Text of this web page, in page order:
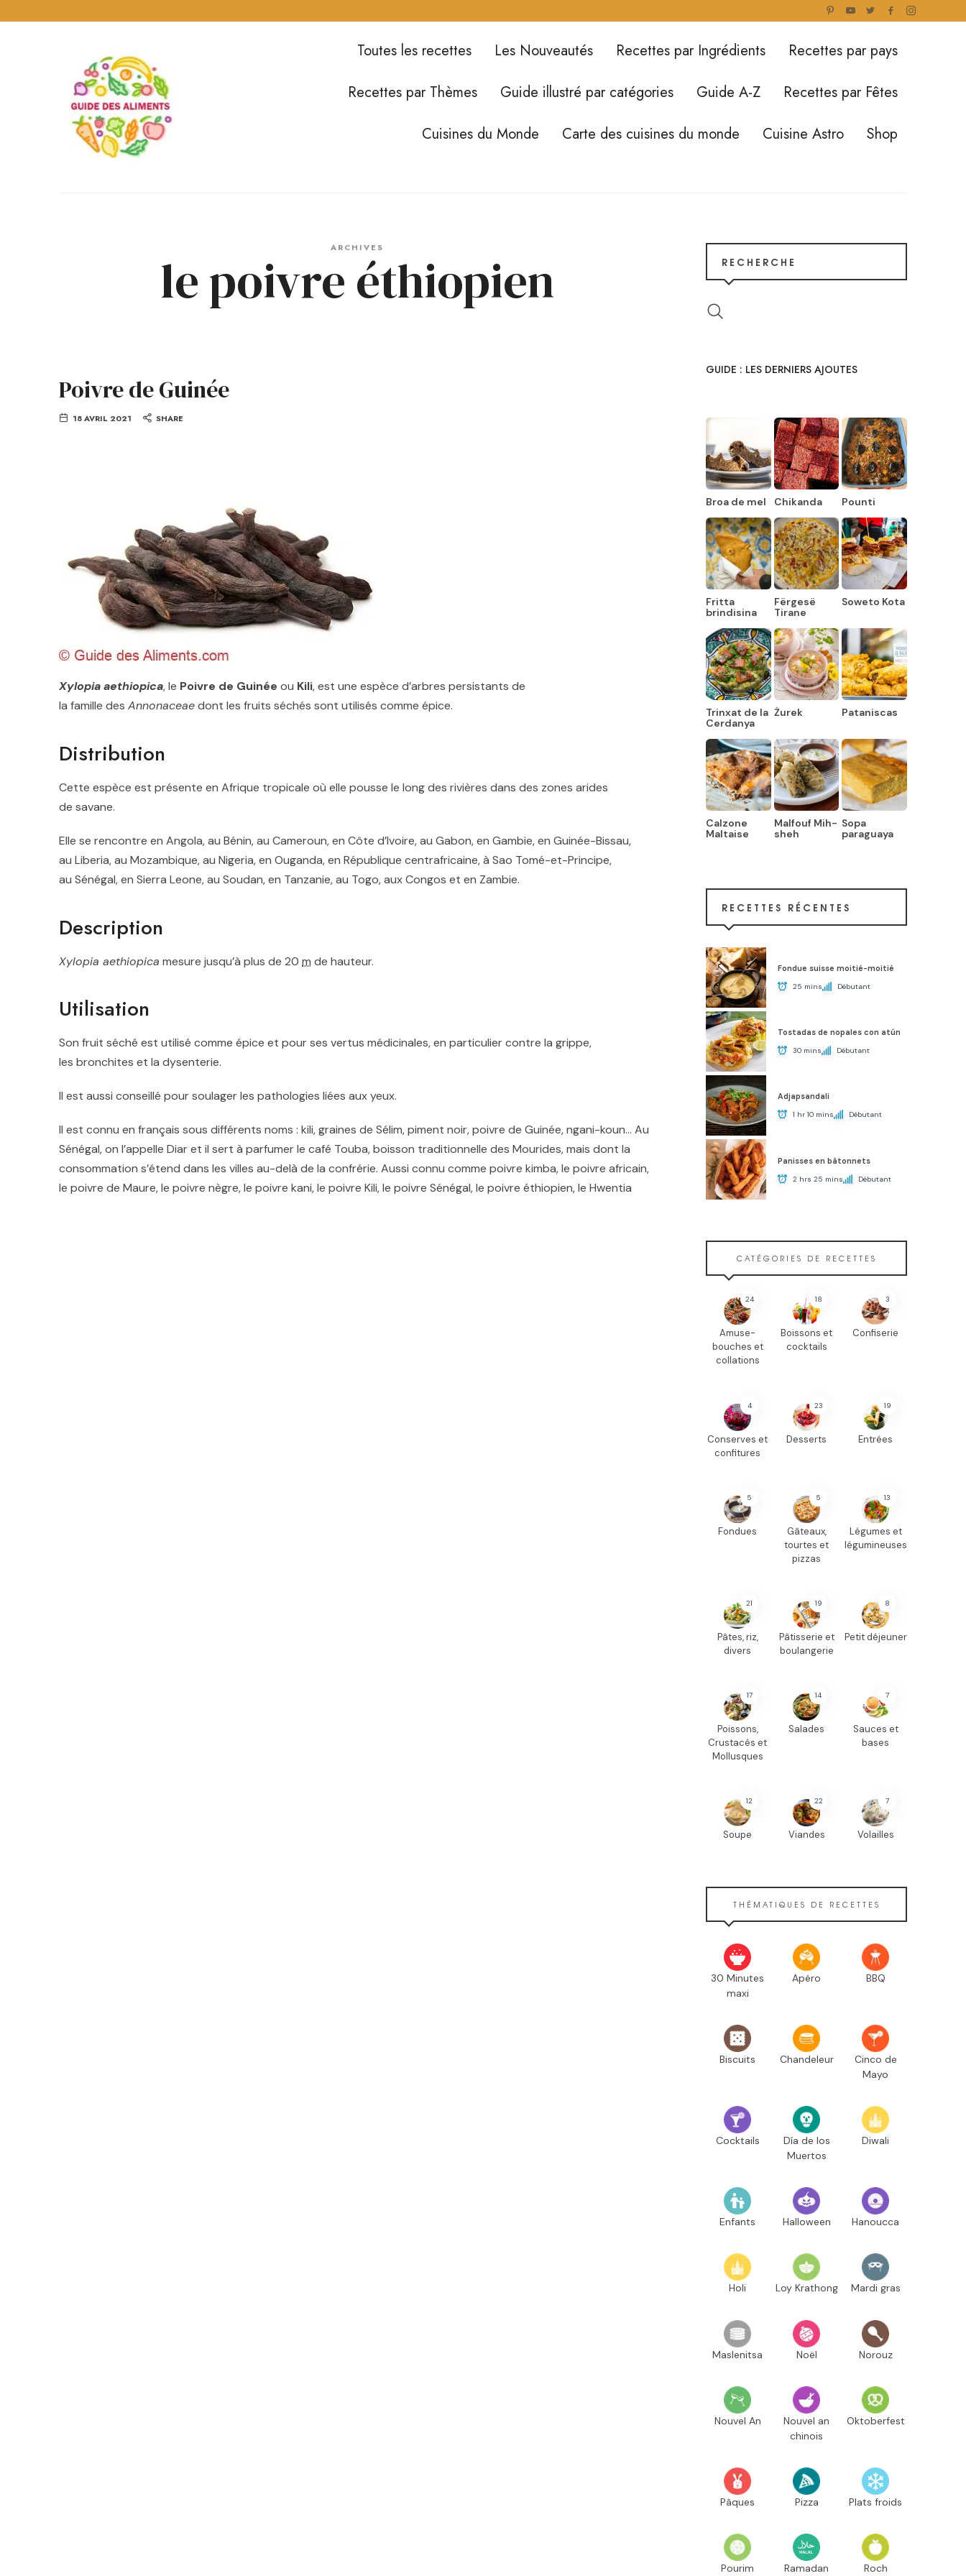
Guide
des
Aliments
Toutes les recettes Les Nouveautés Recettes par Ingrédients
Recettes par pays
Recettes par Thèmes
Guide illustré par catégories Guide A-Z
Recettes par Fêtes
Cuisines du Monde
Carte des cuisines du monde Cuisine Astro Shop
ARCHIVES
le poivre éthiopien
Poivre de Guinée
18 AVRIL 2021 SHARE
Xylopia aethiopica, le Poivre de Guinée ou Kili, est une espèce d’arbres persistants de
la famille des Annonaceaedont les fruits séchés sont utilisés comme épice.
Distribution
Cette espèce est présente en Afrique tropicale où elle pousse le long des rivières dans des zones arides
de savane.
Elle se rencontre en Angola, au Bénin, au Cameroun, en Côte d’Ivoire, au Gabon, en Gambie, en Guinée-Bissau,
au Liberia, au Mozambique, au Nigeria, en Ouganda, en République centrafricaine, à Sao Tomé-et-Principe,
au Sénégal, en Sierra Leone, au Soudan, en Tanzanie, au Togo, aux Congos et en Zambie.
Description
Xylopia aethiopica mesure jusqu’à plus de 20 m de hauteur.
Utilisation
Son fruit séché est utilisé comme épice et pour ses vertus médicinales, en particulier contre la grippe,
les bronchites et la dysenterie.
Il est aussi conseillé pour soulager les pathologies liées aux yeux.
Il est connu en français sous différents noms : kili, graines de Sélim, piment noir, poivre de Guinée, ngani-koun… Au
Sénégal, on l’appelle Diar et il sert à parfumer le café Touba, boisson traditionnelle des Mourides, mais dont la
consommation s’étend dans les villes au-delà de la confrérie. Aussi connu comme poivre kimba, le poivre africain,
le poivre de Maure, le poivre nègre, le poivre kani, le poivre Kili, le poivre Sénégal, le poivre éthiopien, le Hwentia
RECHERCHE
GUIDE : LES DERNIERS AJOUTES
Broa de mel Chikanda Pounti
Fritta
brindisina
Fërgesë
Tirane
Soweto Kota
Trinxat de la
Cerdanya
Żurek Pataniscas
Calzone
Maltaise
Malfouf Mih-
sheh
Sopa
paraguaya
RECETTES RÉCENTES
Fondue suisse moitié-moitié
25 mins Débutant
Tostadas de nopales con atún
30 mins Débutant
Adjapsandali
1 hr 10 mins Débutant
Panisses en bâtonnets
2 hrs 25 mins Débutant
CATÉGORIES DE RECETTES
24
Amuse-
bouches et
collations
18
Boissons et
cocktails
3
Confiserie
4
Conserves et
confitures
23
Desserts
19
Entrées
5
Fondues
5
Gâteaux,
tourtes et
pizzas
13
Légumes et
légumineuses
21
Pâtes, riz,
divers
19
Pâtisserie et
boulangerie
8
Petit déjeuner
17
Poissons,
Crustacés et
Mollusques
14
Salades
7
Sauces et
bases
12
Soupe
22
Viandes
7
Volailles
THÉMATIQUES DE RECETTES
30 Minutes
maxi
Apéro BBQ
Biscuits Chandeleur
Cinco de
Mayo
Cocktails
Día de los
Muertos
Diwali
Enfants Halloween Hanoucca
Holi Loy Krathong Mardi gras
Maslenitsa Noël Norouz
Nouvel An
Nouvel an
chinois
Oktoberfest
Pâques Pizza Plats froids
Pourim Ramadan Roch